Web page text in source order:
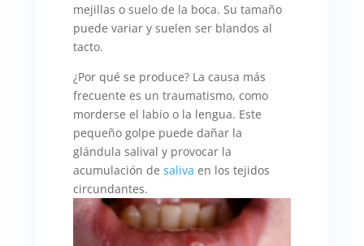
mejillas o suelo de la boca. Su tamaño
puede variar y suelen ser blandos al
tacto.
¿Por qué se produce? La causa más
frecuente es un traumatismo, como
morderse el labio o la lengua. Este
pequeño golpe puede dañar la
glándula salival y provocar la
acumulación de saliva en los tejidos
circundantes.